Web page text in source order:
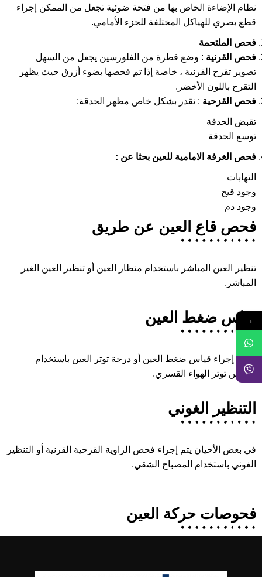
نظام الإضاءة الخاص بها من فتحة ضوئية تجعل من الممكن إجراء
قطع بصري للهياكل المختلفة للجزء الأمامي.
فحص الملتحمة
فحص القرنية : وضع قطرة من الفلورسين يجعل من السهل
تصوير تقرح القرنية ، خاصة إذا تم فحصها بضوء أزرق حيث يظهر
التقرح باللون الأخضر.
فحص القزحية : نقدر بشكل خاص مظهر الحدقة:
تقبض الحدقة
توسع الحدقة
فحص الغرفة الامامية للعين بحثا عن :
التهابات
وجود قيح
وجود دم
فحص قاع العين عن طريق
تنظير العين المباشر باستخدام منظار العين أو تنظير العين الغير
المباشر.
قياس ضغط العين
يمكن إجراء قياس ضغط العين أو درجة توتر العين باستخدام
مقياس توتر الهواء القسري.
التنظير الغوني
في بعض الأحيان يتم إجراء فحص الزاوية القزحية القرنية أو التنظير
الغوني باستخدام المصباح الشقي.
فحوصات حركة العين
الاختبار العضلات الحركية الستة في كل عين.
→